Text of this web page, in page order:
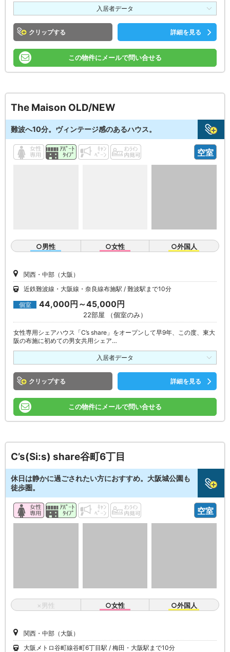
入居者データ
クリップ 詳細を見る
この物件にメールで問い合せる
The Maison OLD/NEW
難波へ10分。ヴィンテージ感のあるハウス。
空室
○男性 ○女性 ○外国人
関西・中部（大阪）
近鉄難波線・大阪線・奈良線布施駅
難波駅まで10分
個室 44,000円～45,000円
22部屋 （個室のみ）
女性専用シェアハウス「C’s share」をオープンして早9年、この度、東大
阪の布施に初めての男女共用シェア…
入居者データ
クリップ 詳細を見る
この物件にメールで問い合せる
C’s(Si:s) share谷町6丁目
休日は静かに過ごされたい方におすすめ。大阪城公園も
徒歩圏。
空室
×男性 ○女性 ○外国人
関西・中部（大阪）
大阪メトロ谷町線谷町6丁目駅
梅田・大阪駅まで10分